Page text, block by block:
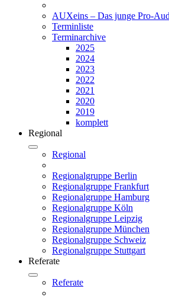
AUXeins – Das junge Pro-
Terminliste
Terminarchive
2025
2024
2023
2022
2021
2020
2019
komplett
Regional
Regional
Regionalgruppe Berlin
Regionalgruppe Frankfurt
Regionalgruppe Hamburg
Regionalgruppe Köln
Regionalgruppe Leipzig
Regionalgruppe München
Regionalgruppe Schweiz
Regionalgruppe Stuttgart
Referate
Referate